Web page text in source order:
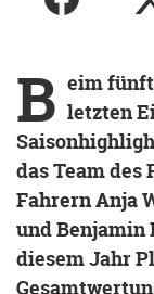
B eim
letzten
das Team des
Fahrern Anja
und Benjamin
diesem Jahr